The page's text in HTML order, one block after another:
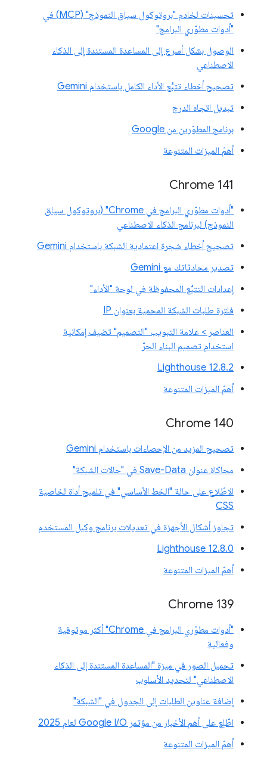
تحسينات لخادم "بروتوكول سياق النموذج" (MCP) في
"أدوات مطوّري البرامج"
الوصول بشكل أسرع إلى المساعدة المستندة إلى الذكاء
الاصطناعي
تصحيح أخطاء تتبُّع الأداء الكامل باستخدام Gemini
تبديل اتجاه الدرج
برنامج المطوّرين من Google
أهمّ الميزات المتنوعة
‫Chrome 141
"أدوات مطوّري البرامج في Chrome" (بروتوكول سياق
النموذج) لبرنامج الذكاء الاصطناعي
تصحيح أخطاء شجرة اعتمادية الشبكة باستخدام Gemini
تصدير محادثاتك مع Gemini
إعدادات التتبُّع المحفوظة في لوحة "الأداء"
فلترة طلبات الشبكة المحمية بعنوان IP
العناصر > علامة التبويب "التصميم" تضيف إمكانية
استخدام تصميم البناء الحرّ
‫Lighthouse 12.8.2
أهمّ الميزات المتنوعة
Chrome 140
تصحيح المزيد من الإحصاءات باستخدام Gemini
محاكاة عنوان Save-Data في "حالات الشبكة"
الاطّلاع على حالة "الخط الأساسي" في تلميح أداة لخاصية
CSS
تجاوز أشكال الأجهزة في تعديلات برنامج وكيل المستخدم
‫Lighthouse 12.8.0
أهمّ الميزات المتنوعة
‫Chrome 139
"أدوات مطوّري البرامج في Chrome" أكثر موثوقية
وفعالية
تحميل الصور في ميزة "المساعدة المستندة إلى الذكاء
الاصطناعي" لتحديد الأسلوب
إضافة عناوين الطلبات إلى الجدول في "الشبكة"
اطّلِع على أهم الأخبار من مؤتمر Google I/O لعام 2025
أهمّ الميزات المتنوعة